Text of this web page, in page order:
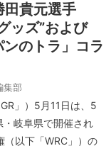
貴元選手
ッズ”および
ンのトラ」コラ
集部
」）5月11日は、5
岐阜県で開催され
（以下「WRC」）の